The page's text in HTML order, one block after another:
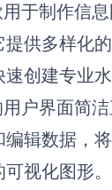
于制作信
供多样化
创建专业
户界面简洁
编辑数据，
视化图形。